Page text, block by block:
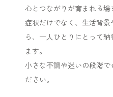
心とつながりが育まれる場
症状だけでなく、生活背
ら、一人ひとりにとって
ます。
小さな不調や迷いの段階
ださい。